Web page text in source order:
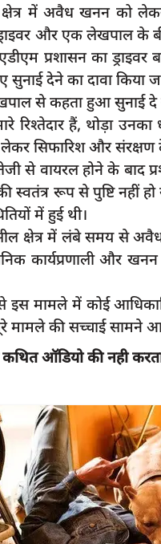
में अवैध खनन को
और एक लेखपाल के
प्रशासन का ड्राइवर
देने का दावा किया
से कहता हुआ सुनाई दे
रिश्तेदार हैं, थोड़ा
सिफारिश और संरक्षण
से वायरल होने के बाद
रूप से पुष्टि नहीं
में हुई थी।
क्षेत्र में लंबे समय से
कार्यप्रणाली और
इस मामले में कोई
मामले की सच्चाई सामने
कथितऑडियोकीनही
449